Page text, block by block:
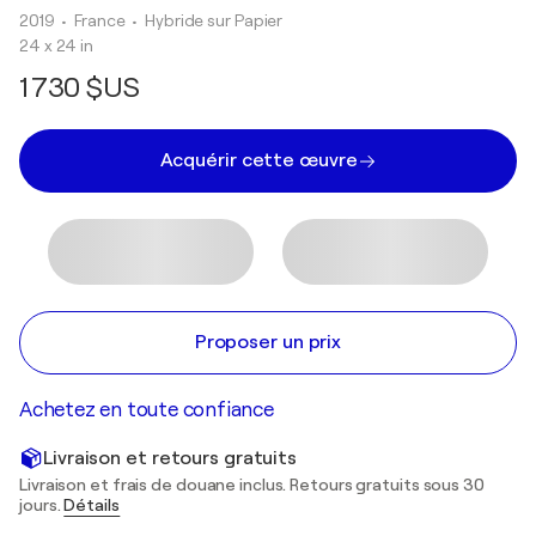
2019 • France • Hybride sur Papier
24 x 24 in
1 730 $US
Acquérir cette œuvre
Proposer un prix
Achetez en toute confiance
Livraison et retours gratuits
Livraison et frais de douane inclus. Retours gratuits sous 30
jours.Détails